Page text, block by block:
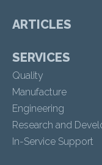
ARTICLES
SERVICES
Quality
Manufacture
Engineering
Research and
In-Service Support